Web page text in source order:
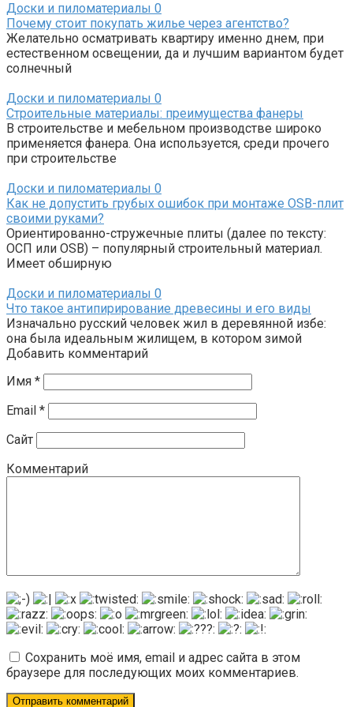
Доски и пиломатериалы 0
Почему стоит покупать жилье через агентство?
Желательно осматривать квартиру именно днем, при
естественном освещении, да и лучшим вариантом будет
солнечный
Доски и пиломатериалы 0
Строительные материалы: преимущества фанеры
В строительстве и мебельном производстве широко
применяется фанера. Она используется, среди прочего
при строительстве
Доски и пиломатериалы 0
Как не допустить грубых ошибок при монтаже ОSВ-плит
своими руками?
Ориентированно-стружечные плиты (далее по тексту:
ОСП или OSB) – популярный строительный материал.
Имеет обширную
Доски и пиломатериалы 0
Что такое антипирирование древесины и его виды
Изначально русский человек жил в деревянной избе:
она была идеальным жилищем, в котором зимой
Добавить комментарий
Имя *
Email *
Сайт
Комментарий
Сохранить моё имя, email и адрес сайта в этом
браузере для последующих моих комментариев.